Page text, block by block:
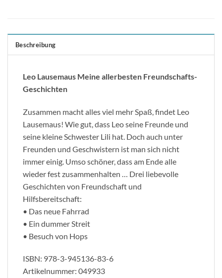
Beschreibung
Leo Lausemaus Meine allerbesten Freundschafts-
Geschichten
Zusammen macht alles viel mehr Spaß, findet Leo
Lausemaus! Wie gut, dass Leo seine Freunde und
seine kleine Schwester Lili hat. Doch auch unter
Freunden und Geschwistern ist man sich nicht
immer einig. Umso schöner, dass am Ende alle
wieder fest zusammenhalten … Drei liebevolle
Geschichten von Freundschaft und
Hilfsbereitschaft:
• Das neue Fahrrad
• Ein dummer Streit
• Besuch von Hops
ISBN: 978-3-945136-83-6
Artikelnummer: 049933